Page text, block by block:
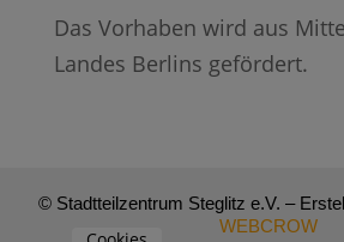
Das Vorhaben wird aus
Landes Berlins gefördert.
© Stadtteilzentrum Steglitz e.V. –
WEBCROW